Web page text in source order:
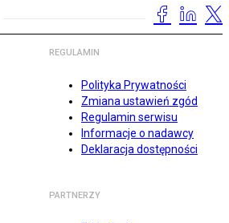
REGULAMIN
Polityka Prywatności
Zmiana ustawień zgód
Regulamin serwisu
Informacje o nadawcy
Deklaracja dostępności
PARTNERZY